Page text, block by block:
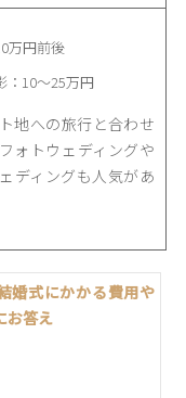
万円前後
：10〜25万円
地への旅行と合わせ
ォトウェディングや
ディングも人気があ
婚式にかかる費用や
お答え